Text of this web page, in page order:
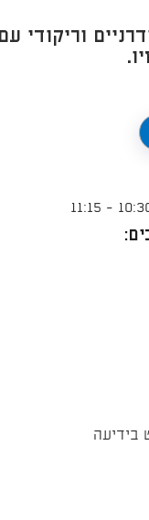
וריקודי
-
11:15
בידיעה